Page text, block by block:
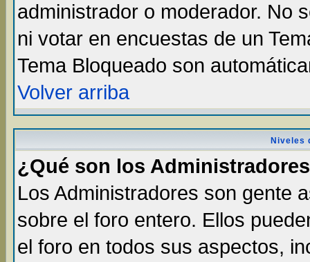
administrador o moderador. No
ni votar en encuestas de un
Tema Bloqueado son
Volver arriba
Niveles
¿Qué son los
Los Administradores son gente
sobre el foro entero. Ellos
el foro en todos sus aspectos,